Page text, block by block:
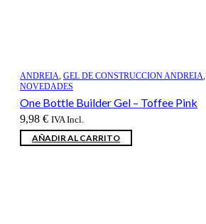
ANDREIA, GEL DE CONSTRUCCION ANDREIA,
NOVEDADES
One Bottle Builder Gel – Toffee Pink
9,98 € IVA Incl.
AÑADIR AL CARRITO